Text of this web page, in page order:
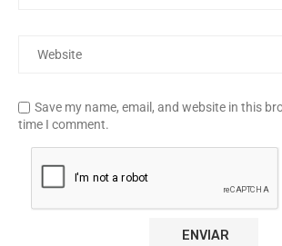
Save my name, email, and website in this
time I comment.